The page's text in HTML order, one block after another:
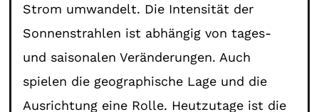
Strom umwandelt. Die Intensität der
Sonnenstrahlen ist abhängig von tages-
und saisonalen Veränderungen. Auch
spielen die geographische Lage und die
Ausrichtung eine Rolle. Heutzutage ist die